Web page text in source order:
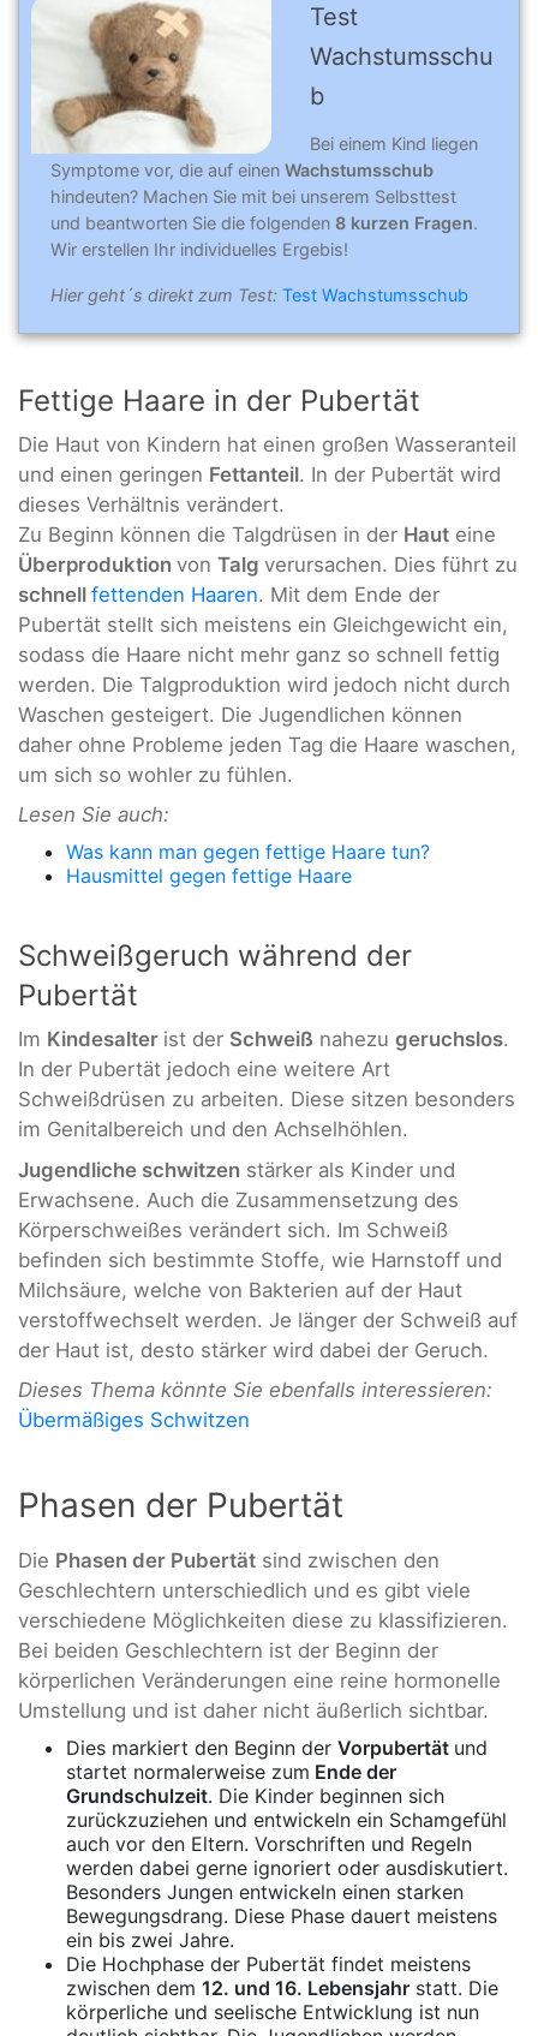
Test
Wachstumsschu
b
Bei einem Kind liegen
Symptome vor, die auf einen Wachstumsschub
hindeuten? Machen Sie mit bei unserem Selbsttest
und beantworten Sie die folgenden 8 kurzen Fragen.
Wir erstellen Ihr individuelles Ergebis!
Hier geht´s direkt zum Test: Test Wachstumsschub
Fettige Haare in der Pubertät
Die Haut von Kindern hat einen großen Wasseranteil
und einen geringen Fettanteil. In der Pubertät wird
dieses Verhältnis verändert.
Zu Beginn können die Talgdrüsen in der Haut eine
Überproduktion von Talg verursachen. Dies führt zu
schnell fettenden Haaren. Mit dem Ende der
Pubertät stellt sich meistens ein Gleichgewicht ein,
sodass die Haare nicht mehr ganz so schnell fettig
werden. Die Talgproduktion wird jedoch nicht durch
Waschen gesteigert. Die Jugendlichen können
daher ohne Probleme jeden Tag die Haare waschen,
um sich so wohler zu fühlen.
Lesen Sie auch:
Was kann man gegen fettige Haare tun?
Hausmittel gegen fettige Haare
Schweißgeruch während der
Pubertät
Im Kindesalter ist der Schweiß nahezu geruchslos.
In der Pubertät jedoch eine weitere Art
Schweißdrüsen zu arbeiten. Diese sitzen besonders
im Genitalbereich und den Achselhöhlen.
Jugendliche schwitzen stärker als Kinder und
Erwachsene. Auch die Zusammensetzung des
Körperschweißes verändert sich. Im Schweiß
befinden sich bestimmte Stoffe, wie Harnstoff und
Milchsäure, welche von Bakterien auf der Haut
verstoffwechselt werden. Je länger der Schweiß auf
der Haut ist, desto stärker wird dabei der Geruch.
Dieses Thema könnte Sie ebenfalls interessieren:
Übermäßiges Schwitzen
Phasen der Pubertät
Die Phasen der Pubertät sind zwischen den
Geschlechtern unterschiedlich und es gibt viele
verschiedene Möglichkeiten diese zu klassifizieren.
Bei beiden Geschlechtern ist der Beginn der
körperlichen Veränderungen eine reine hormonelle
Umstellung und ist daher nicht äußerlich sichtbar.
Dies markiert den Beginn der Vorpubertät und
startet normalerweise zum Ende der
Grundschulzeit. Die Kinder beginnen sich
zurückzuziehen und entwickeln ein Schamgefühl
auch vor den Eltern. Vorschriften und Regeln
werden dabei gerne ignoriert oder ausdiskutiert.
Besonders Jungen entwickeln einen starken
Bewegungsdrang. Diese Phase dauert meistens
ein bis zwei Jahre.
Die Hochphase der Pubertät findet meistens
zwischen dem 12. und 16. Lebensjahr statt. Die
körperliche und seelische Entwicklung ist nun